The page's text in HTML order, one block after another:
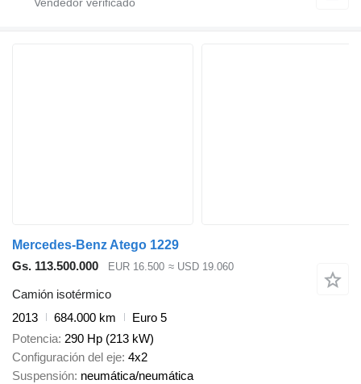
Mercedes-Benz Atego 1229
Gs. 113.500.000
EUR 16.500 ≈ USD 19.060
Camión isotérmico
2013
684.000 km
Euro 5
Potencia 290 Hp (213 kW)
Configuración del eje 4x2
Suspensión neumática/neumática